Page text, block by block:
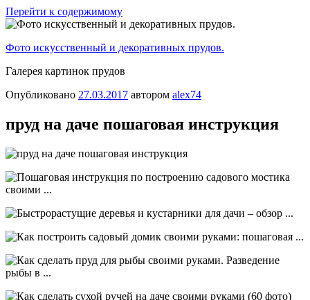
Перейти к содержимому
Фото искусственный и декоративных прудов.
Галерея картинок прудов
Опубликовано 27.03.2017 автором alex74
пруд на даче пошаговая инструкция